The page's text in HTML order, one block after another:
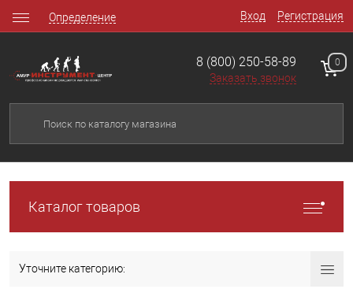
Вход Регистрация
Определение
8 (800) 250-58-89
Заказать звонок
0
Каталог товаров
Уточните категорию: